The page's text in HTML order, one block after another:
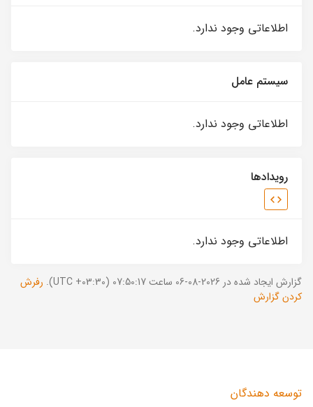
اطلاعاتی وجود ندارد.
سیستم عامل
اطلاعاتی وجود ندارد.
رویدادها
اطلاعاتی وجود ندارد.
گزارش ایجاد شده در 2026-08-06 ساعت 07:50:17 (UTC +03:30).
رفرش
کردن گزارش
توسعه دهندگان